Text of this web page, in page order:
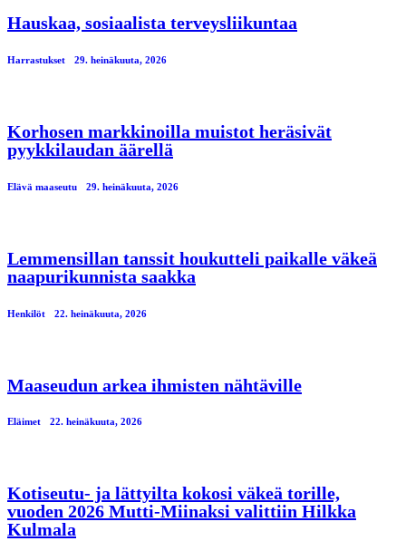
Hauskaa, sosiaalista terveysliikuntaa
Harrastukset 29. heinäkuuta, 2026
Korhosen markkinoilla muistot heräsivät
pyykkilaudan äärellä
Elävä maaseutu 29. heinäkuuta, 2026
Lemmensillan tanssit houkutteli paikalle väkeä
naapurikunnista saakka
Henkilöt 22. heinäkuuta, 2026
Maaseudun arkea ihmisten nähtäville
Eläimet 22. heinäkuuta, 2026
Kotiseutu- ja lättyilta kokosi väkeä torille,
vuoden 2026 Mutti-Miinaksi valittiin Hilkka
Kulmala